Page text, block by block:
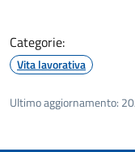
Categorie:
Vita lavorativa
Ultimo aggiornamento: